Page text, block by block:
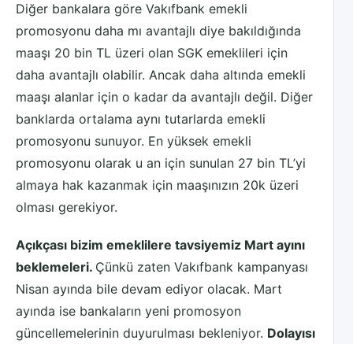
Diğer bankalara göre Vakıfbank emekli
promosyonu daha mı avantajlı diye bakıldığında
maaşı 20 bin TL üzeri olan SGK emeklileri için
daha avantajlı olabilir. Ancak daha altında emekli
maaşı alanlar için o kadar da avantajlı değil. Diğer
banklarda ortalama aynı tutarlarda emekli
promosyonu sunuyor. En yüksek emekli
promosyonu olarak u an için sunulan 27 bin TL’yi
almaya hak kazanmak için maaşınızın 20k üzeri
olması gerekiyor.
Açıkçası bizim emeklilere tavsiyemiz Mart ayını
beklemeleri. Çünkü zaten Vakıfbank kampanyası
Nisan ayında bile devam ediyor olacak. Mart
ayında ise bankaların yeni promosyon
güncellemelerinin duyurulması bekleniyor. Dolayısı